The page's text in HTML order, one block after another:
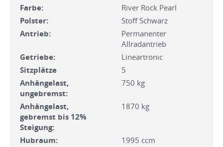
Farbe:
River Rock Pearl
Polster:
Stoff Schwarz
Antrieb:
Permanenter
Allradantrieb
Getriebe:
Lineartronic
Sitzplätze
5
Anhängelast,
ungebremst:
750 kg
Anhängelast,
gebremst bis 12%
Steigung:
1870 kg
Hubraum:
1995 ccm